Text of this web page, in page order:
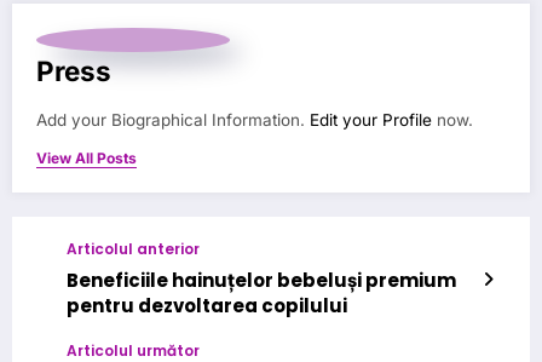
Press
Add your Biographical Information. Edit your Profile now.
View All Posts
Articolul anterior
Beneficiile hainuțelor bebeluși premium
pentru dezvoltarea copilului
Articolul următor